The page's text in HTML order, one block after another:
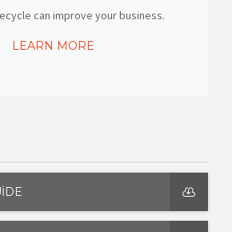
can improve your business.
LEARN MORE